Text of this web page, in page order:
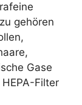
gehören
Gase
Filter